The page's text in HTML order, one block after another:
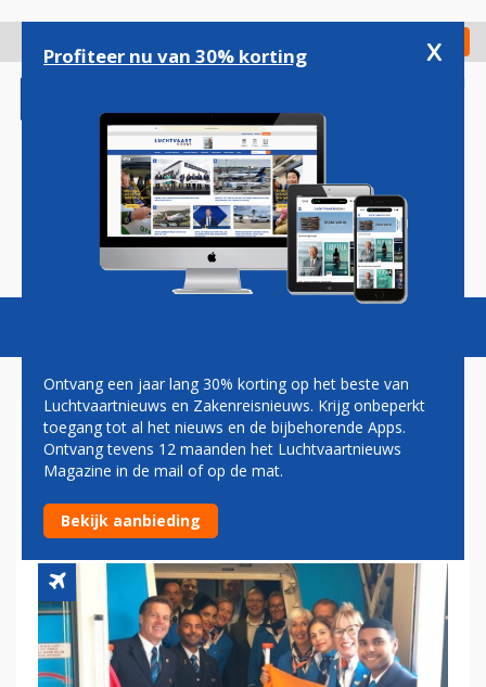
gaan
Check in
Magazine Podcasts Vacatures
KLM VERHOOGT FREQUENTIE
NAAR HYDERABAD BEGIN
2026
Profiteer nu van 30% korting x
Ontvang een jaar lang 30% korting op het beste van
Luchtvaartnieuws en Zakenreisnieuws. Krijg onbeperkt
toegang tot al het nieuws en de bijbehorende Apps.
Ontvang tevens 12 maanden het Luchtvaartnieuws
Magazine in de mail of op de mat.
Bekijk aanbieding